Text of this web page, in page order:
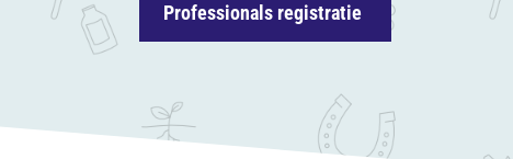
Professionals registratie